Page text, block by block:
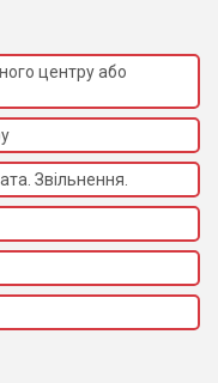
центру або
Звільнення.